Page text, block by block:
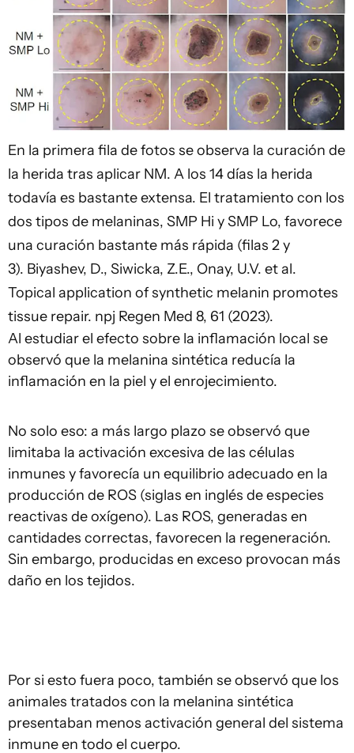
En la primera fila de fotos se observa la curación de
la herida tras aplicar NM. A los 14 días la herida
todavía es bastante extensa. El tratamiento con los
dos tipos de melaninas, SMP Hi y SMP Lo, favorece
una curación bastante más rápida (filas 2 y
3). Biyashev, D., Siwicka, Z.E., Onay, U.V. et al.
Topical application of synthetic melanin promotes
tissue repair. npj Regen Med 8, 61 (2023).
Al estudiar el efecto sobre la inflamación local se
observó que la melanina sintética reducía la
inflamación en la piel y el enrojecimiento.
No solo eso: a más largo plazo se observó que
limitaba la activación excesiva de las células
inmunes y favorecía un equilibrio adecuado en la
producción de ROS (siglas en inglés de especies
reactivas de oxígeno). Las ROS, generadas en
cantidades correctas, favorecen la regeneración.
Sin embargo, producidas en exceso provocan más
daño en los tejidos.
Por si esto fuera poco, también se observó que los
animales tratados con la melanina sintética
presentaban menos activación general del sistema
inmune en todo el cuerpo.